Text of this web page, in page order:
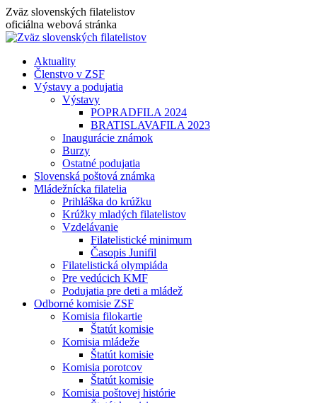
Skip
to
content
Zväz slovenských filatelistov
oficiálna webová stránka
Aktuality
Členstvo v ZSF
Výstavy a podujatia
Výstavy
POPRADFILA 2024
BRATISLAVAFILA 2023
Inaugurácie známok
Burzy
Ostatné podujatia
Slovenská poštová známka
Mládežnícka filatelia
Prihláška do krúžku
Krúžky mladých filatelistov
Vzdelávanie
Filatelistické minimum
Časopis Junifil
Filatelistická olympiáda
Pre vedúcich KMF
Podujatia pre deti a mládež
Odborné komisie ZSF
Komisia filokartie
Štatút komisie
Komisia mládeže
Štatút komisie
Komisia porotcov
Štatút komisie
Komisia poštovej histórie